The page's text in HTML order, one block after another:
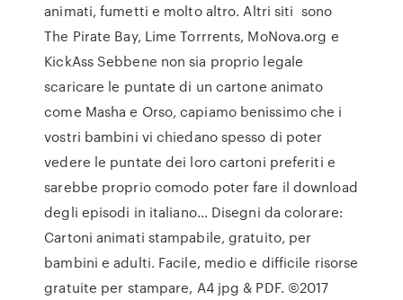
animati, fumetti e molto altro. Altri siti sono
The Pirate Bay, Lime Torrrents, MoNova.org e
KickAss Sebbene non sia proprio legale
scaricare le puntate di un cartone animato
come Masha e Orso, capiamo benissimo che i
vostri bambini vi chiedano spesso di poter
vedere le puntate dei loro cartoni preferiti e
sarebbe proprio comodo poter fare il download
degli episodi in italiano… Disegni da colorare:
Cartoni animati stampabile, gratuito, per
bambini e adulti. Facile, medio e difficile risorse
gratuite per stampare, A4 jpg & PDF. ©2017